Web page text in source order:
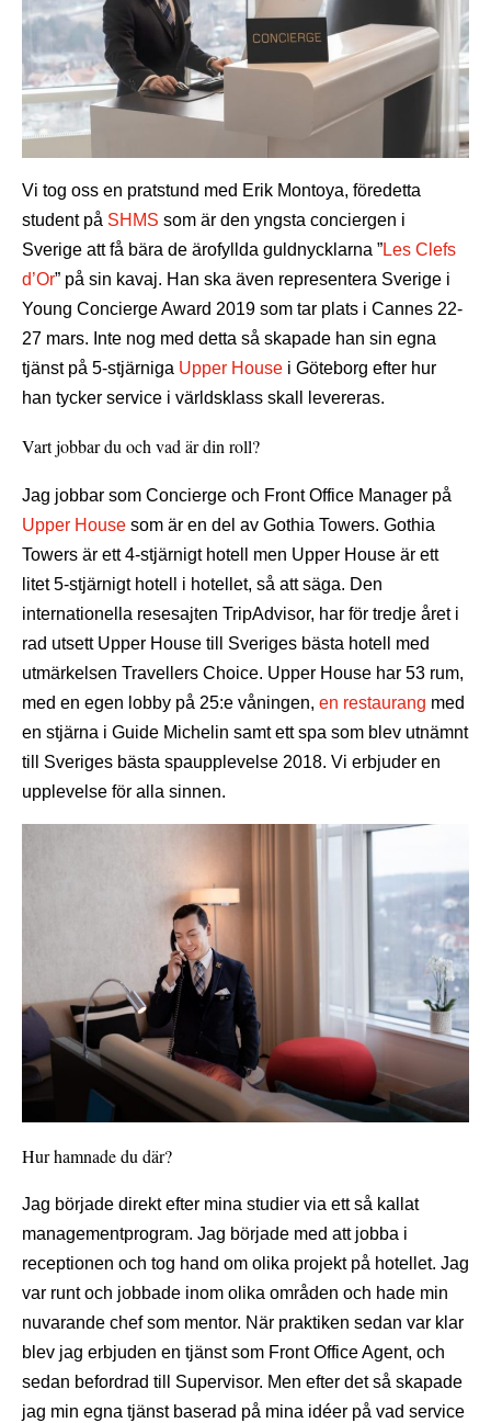
Vi tog oss en pratstund med Erik Montoya, föredetta
student på SHMS som är den yngsta conciergen i
Sverige att få bära de ärofyllda guldnycklarna ”Les Clefs
d’Or” på sin kavaj. Han ska även representera Sverige i
Young Concierge Award 2019 som tar plats i Cannes 22-
27 mars. Inte nog med detta så skapade han sin egna
tjänst på 5-stjärniga Upper House i Göteborg efter hur
han tycker service i världsklass skall levereras.
Vart jobbar du och vad är din roll?
Jag jobbar som Concierge och Front Office Manager på
Upper House som är en del av Gothia Towers. Gothia
Towers är ett 4-stjärnigt hotell men Upper House är ett
litet 5-stjärnigt hotell i hotellet, så att säga. Den
internationella resesajten TripAdvisor, har för tredje året i
rad utsett Upper House till Sveriges bästa hotell med
utmärkelsen Travellers Choice. Upper House har 53 rum,
med en egen lobby på 25:e våningen, en restaurang med
en stjärna i Guide Michelin samt ett spa som blev utnämnt
till Sveriges bästa spaupplevelse 2018. Vi erbjuder en
upplevelse för alla sinnen.
Hur hamnade du där?
Jag började direkt efter mina studier via ett så kallat
managementprogram. Jag började med att jobba i
receptionen och tog hand om olika projekt på hotellet. Jag
var runt och jobbade inom olika områden och hade min
nuvarande chef som mentor. När praktiken sedan var klar
blev jag erbjuden en tjänst som Front Office Agent, och
sedan befordrad till Supervisor. Men efter det så skapade
jag min egna tjänst baserad på mina idéer på vad service